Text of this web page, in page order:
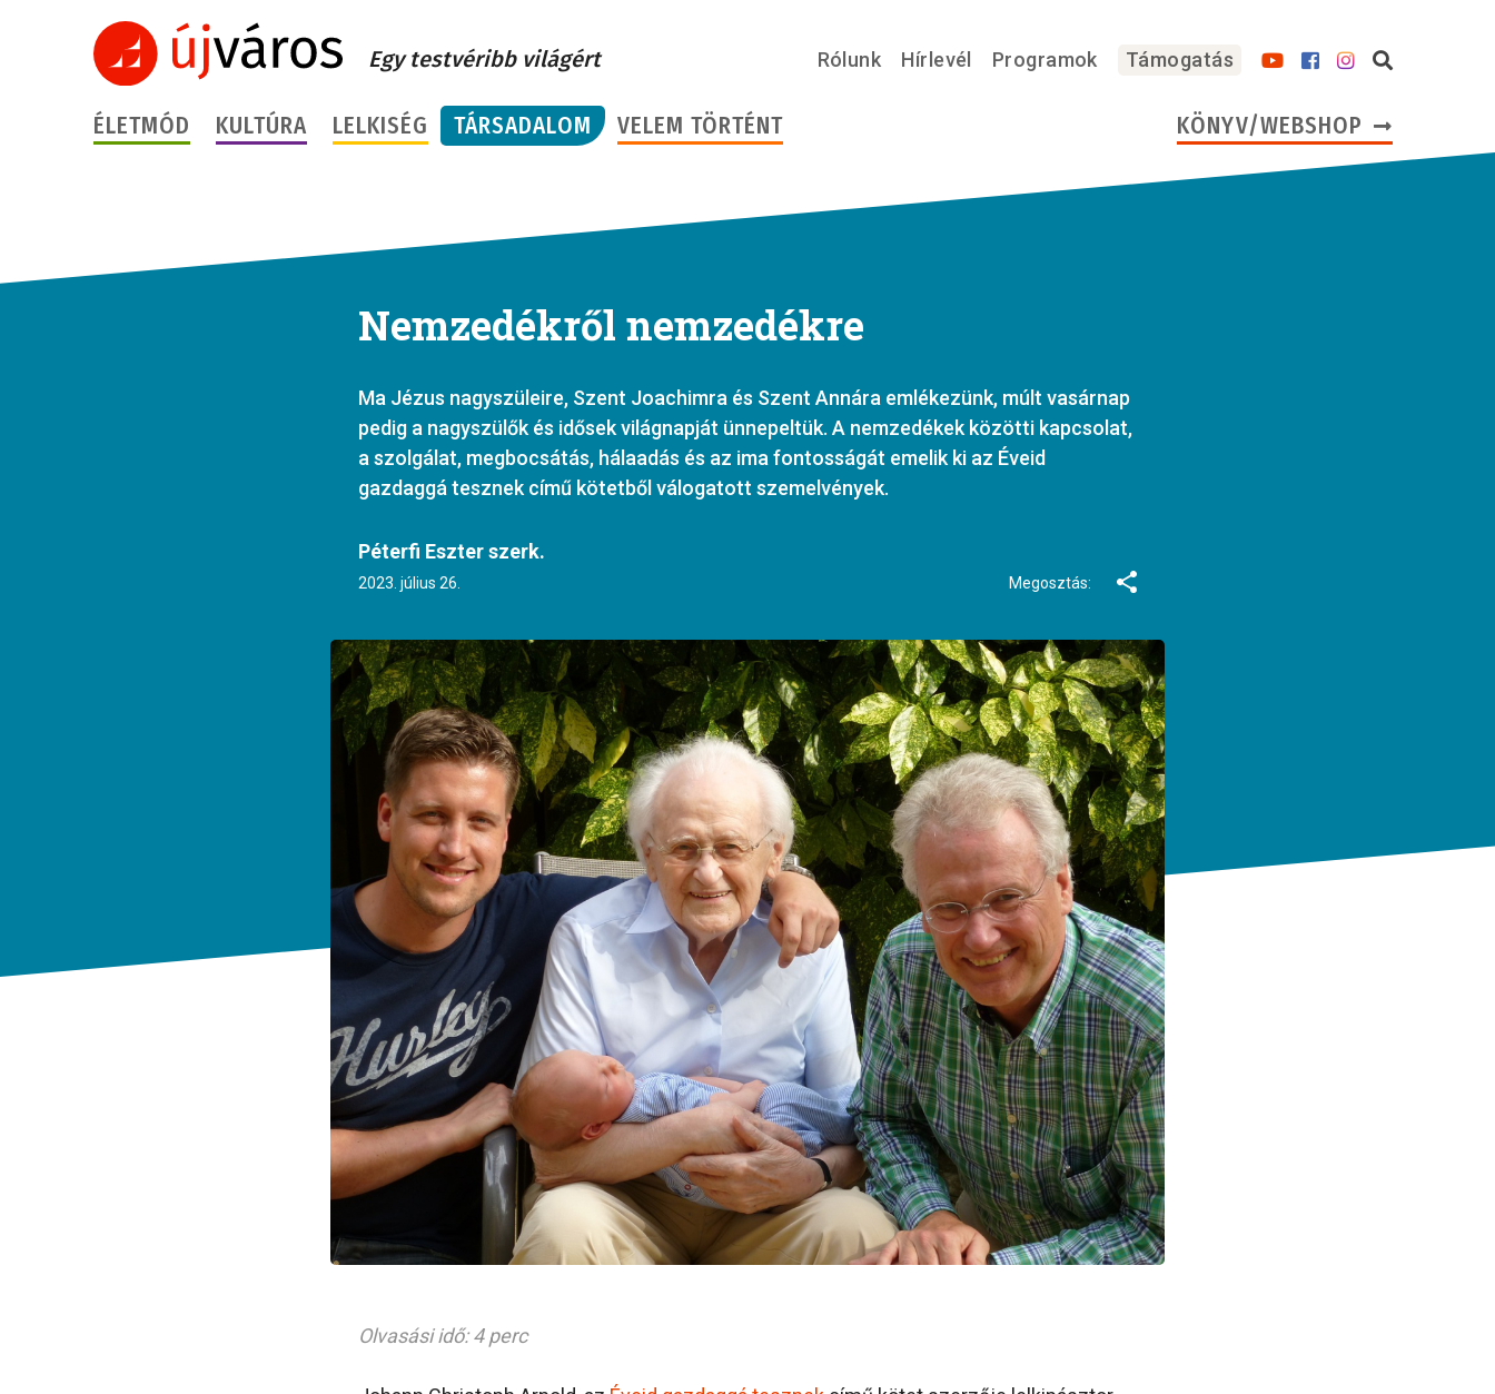
Egy testvéribb világért Rólunk Hírlevél Programok Támogatás
ÉLETMÓD KULTÚRA LELKISÉG TÁRSADALOM VELEM TÖRTÉNT KÖNYV/WEBSHOP
Nemzedékről nemzedékre
Ma Jézus nagyszüleire, Szent Joachimra és Szent Annára emlékezünk, múlt vasárnap
pedig a nagyszülők és idősek világnapját ünnepeltük. A nemzedékek közötti kapcsolat,
a szolgálat, megbocsátás, hálaadás és az ima fontosságát emelik ki az Éveid
gazdaggá tesznek című kötetből válogatott szemelvények.
Péterfi Eszter szerk.
2023. július 26. Megosztás:
Olvasási idő: 4 perc